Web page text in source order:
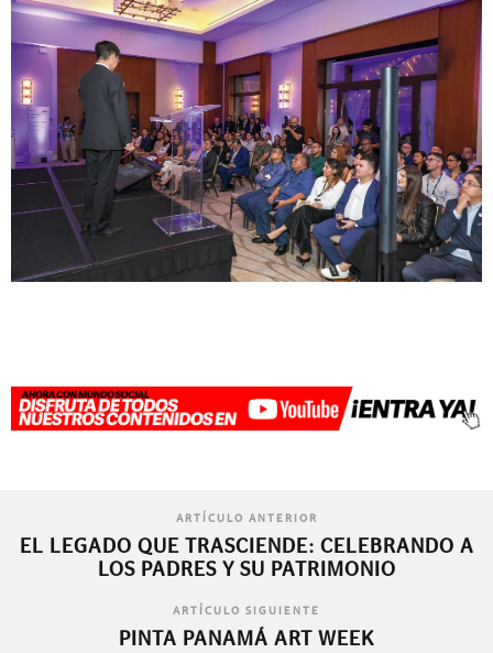
ARTÍCULO ANTERIOR
EL LEGADO QUE TRASCIENDE: CELEBRANDO A
LOS PADRES Y SU PATRIMONIO
ARTÍCULO SIGUIENTE
PINTA PANAMÁ ART WEEK